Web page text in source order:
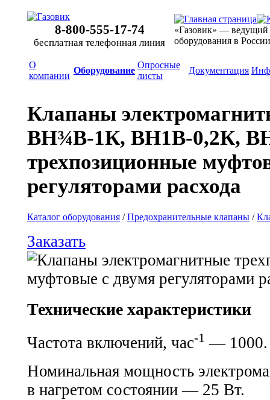
8-800-555-17-74
бесплатная телефонная линия
«Газовик» — ведущий
оборудования в России
О
компании
Оборудование
Опросные
листы
Документация
Клапаны
ВН¾В-1К, ВН1В-0,2К,
трехпозиционные
регуляторами расхода
Каталог оборудования /Предохранительные клапаны /
Заказать
Технические характеристики
Частота включений, час-1 — 1000.
Номинальная мощность
в нагретом состоянии — 25 Вт.